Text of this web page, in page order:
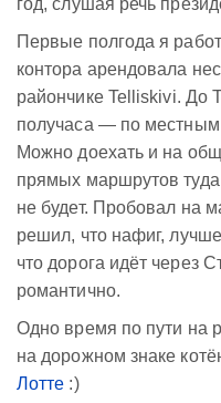
год, слушая речь
Первые полгода я
контора арендовала
райончике Telliskivi. До
получаса — по местным
Можно доехать и на
прямых маршрутов туда
не будет. Пробовал на
решил, что нафиг,
что дорога идёт через
романтично.
Одно время по пути на
на дорожном знаке
Лотте :)